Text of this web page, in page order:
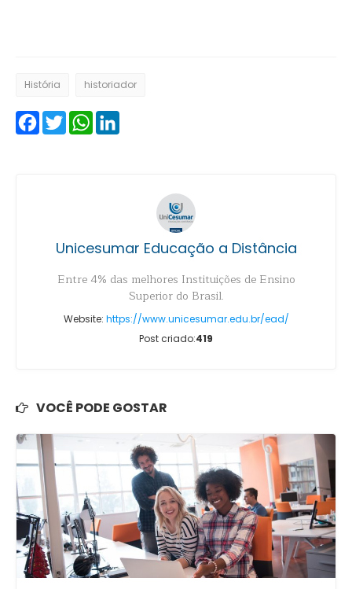
História historiador
FacebookTwitterWhatsApp
Unicesumar Educação a Distância
Entre 4% das melhores Instituições de Ensino
Superior do Brasil.
Website: https://www.unicesumar.edu.br/ead/
Post criado:419
VOCÊ PODE GOSTAR